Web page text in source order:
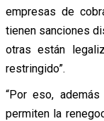
empresas de
tienen sanciones
otras están
restringido”.
“Por eso,
permiten la